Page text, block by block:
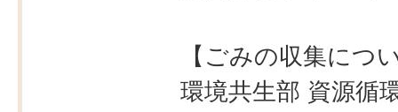
【ごみの収集につ
環境共生部 資源循